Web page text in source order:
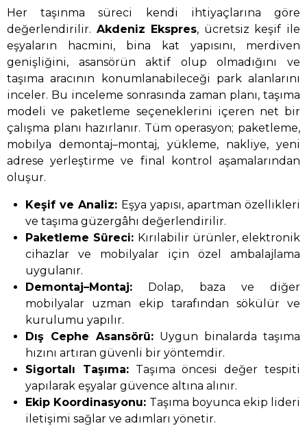
Her taşınma süreci kendi ihtiyaçlarına göre
değerlendirilir. Akdeniz Ekspres, ücretsiz keşif ile
eşyaların hacmini, bina kat yapısını, merdiven
genişliğini, asansörün aktif olup olmadığını ve
taşıma aracının konumlanabileceği park alanlarını
inceler. Bu inceleme sonrasında zaman planı, taşıma
modeli ve paketleme seçeneklerini içeren net bir
çalışma planı hazırlanır. Tüm operasyon; paketleme,
mobilya demontaj–montaj, yükleme, nakliye, yeni
adrese yerleştirme ve final kontrol aşamalarından
oluşur.
Keşif ve Analiz: Eşya yapısı, apartman özellikleri
ve taşıma güzergâhı değerlendirilir.
Paketleme Süreci: Kırılabilir ürünler, elektronik
cihazlar ve mobilyalar için özel ambalajlama
uygulanır.
Demontaj–Montaj: Dolap, baza ve diğer
mobilyalar uzman ekip tarafından sökülür ve
kurulumu yapılır.
Dış Cephe Asansörü: Uygun binalarda taşıma
hızını artıran güvenli bir yöntemdir.
Sigortalı Taşıma:Taşıma öncesi değer tespiti
yapılarak eşyalar güvence altına alınır.
Ekip Koordinasyonu: Taşıma boyunca ekip lideri
iletişimi sağlar ve adımları yönetir.